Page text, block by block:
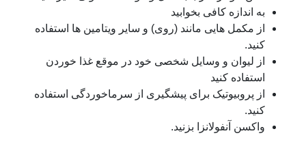
به اندازه کافی بخوابید
از مکمل هایی مانند (روی) و سایر ویتامین ها استفاده
کنید.
از لیوان و وسایل شخصی خود در موقع غذا خوردن
استفاده کنید
از پروبیوتیک برای پیشگیری از سرماخوردگی استفاده
کنید.
واکسن آنفولانزا بزنید.